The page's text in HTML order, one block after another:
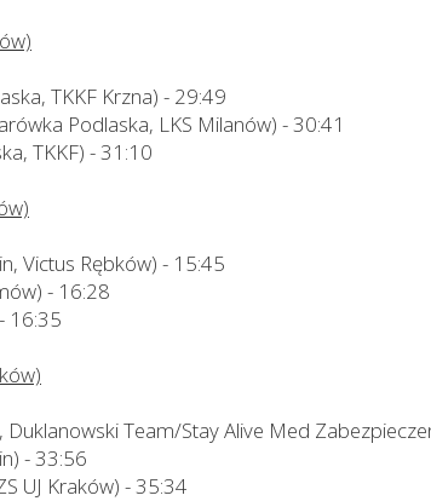
TKKF Krzna) - 29:49
Podlaska, LKS Milanów) - 30:41
TKKF) - 31:10
Victus Rębków) - 15:45
- 16:28
16:35
Duklanowski Team/Stay Alive Med
- 33:56
UJ Kraków) - 35:34